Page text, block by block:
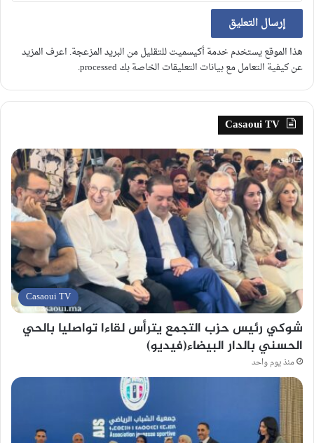
هذا الموقع يستخدم خدمة أكيسميت للتقليل من البريد المزعجة. اعرف المزيد
عن كيفية التعامل مع بيانات التعليقات الخاصة بك processed
.
Casaoui TV
Casaoui TV
شوكي رئيس حزب التجمع يترأس لقاءا تواصليا بالحي
الحسني بالدار البيضاء(فيديو)
منذ يوم واحد